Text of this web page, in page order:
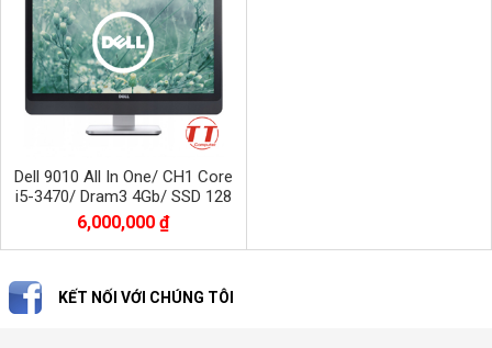
Dell 9010 All In One/ CH1 Core
i5-3470/ Dram3 4Gb/ SSD 128
GB/ Màn 23" LED full HD
6,000,000 ₫
KẾT NỐI VỚI CHÚNG TÔI